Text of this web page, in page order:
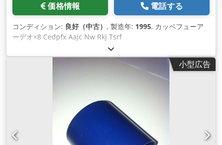
価格情報 電話する
コンディション: 良好（中古） , 製造年: 1995, カッペフューア
ーデオ×8 Cedpfx Aajc Nw Rkj Tsrf
小型広告